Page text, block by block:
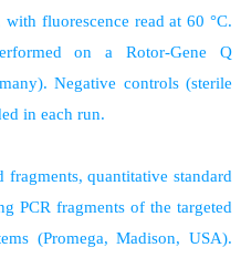
fluorescence read at 60 °C.
on a Rotor-Gene Q
Negative controls (sterile
in each run.
quantitative standard
PCR fragments of the targeted
(Promega, Madison, USA).